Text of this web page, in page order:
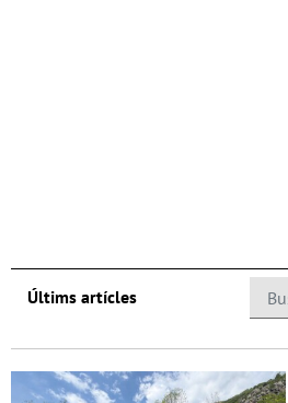
Últims artícles